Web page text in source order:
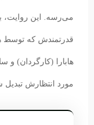
می‌رسه. این
قدرتمندش که توسط
هابارا (کارگردان) و
مورد انتظارش تبدیل